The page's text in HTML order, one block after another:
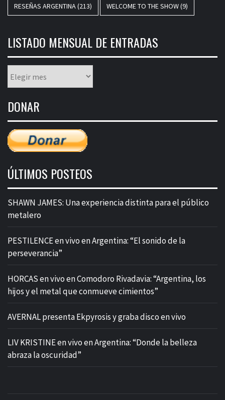
RESEÑAS ARGENTINA(213) WELCOME TO THE SHOW(9)
LISTADO MENSUAL DE ENTRADAS
mensual
entradas
DONAR
ÚLTIMOS POSTEOS
SHAWN JAMES: Una experiencia distinta para el público
metalero
PESTILENCE en vivo en Argentina: “El sonido de la
perseverancia”
HORCAS en vivo en Comodoro Rivadavia: “Argentina, los
hijos y el metal que conmueve cimientos”
AVERNAL presenta Ekpyrosis y graba disco en vivo
LIV KRISTINE en vivo en Argentina: “Donde la belleza
abraza la oscuridad”